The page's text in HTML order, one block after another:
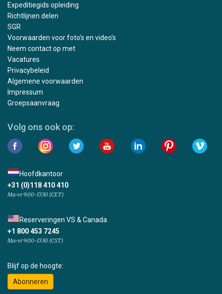
Expeditiegids opleiding
Richtlijnen delen
SGR
Voorwaarden voor foto's en video's
Neem contact op met
Vacatures
Privacybeleid
Algemene voorwaarden
Impressum
Groepsaanvraag
Volg ons ook op:
Hoofdkantoor
+31 (0)118 410 410
Ma-vr 9:00-17:30 (CET)
Reserveringen VS & Canada
+1 800 453 7245
Ma-vr 9:00-17:30 (CST)
Blijf op de hoogte:
Abonneren